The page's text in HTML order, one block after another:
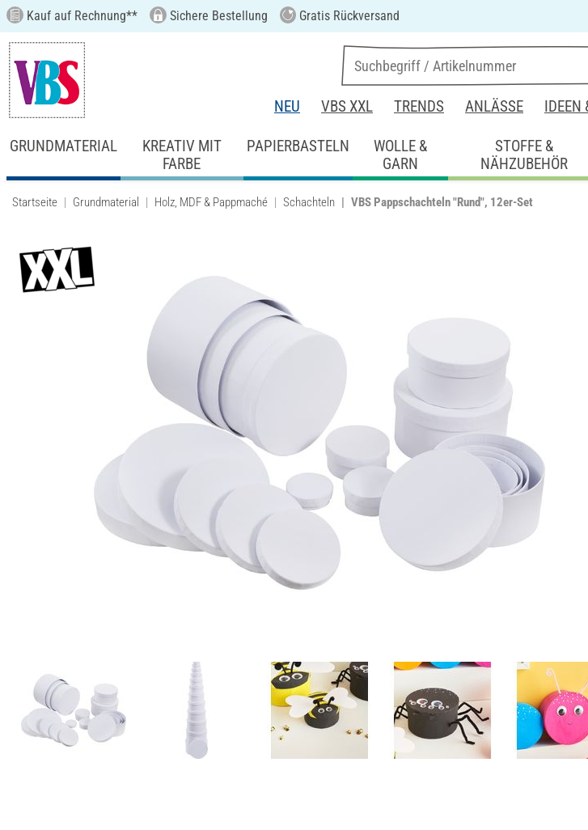
Kauf auf Rechnung** Sichere Bestellung Gratis Rückversand
NEU VBS XXL TRENDS ANLÄSSE IDEEN
GRUNDMATERIAL
KREATIV MIT
FARBE
PAPIERBASTELN
WOLLE &
GARN
STOFFE &
NÄHZUBEHÖR
Startseite Grundmaterial Holz, MDF & Pappmaché Schachteln VBS Pappschachteln "Rund", 12er-Set